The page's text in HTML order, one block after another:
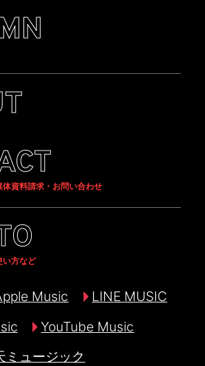
資料請求・お問い合わせ
い方など
Music
LINE MUSIC
YouTube Music
ミュージック